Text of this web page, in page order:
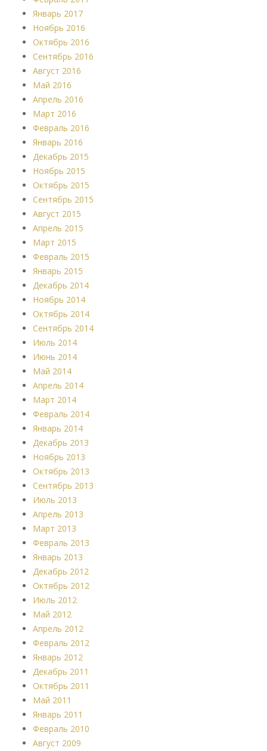
Январь 2017
Ноябрь 2016
Октябрь 2016
Сентябрь 2016
Август 2016
Май 2016
Апрель 2016
Март 2016
Февраль 2016
Январь 2016
Декабрь 2015
Ноябрь 2015
Октябрь 2015
Сентябрь 2015
Август 2015
Апрель 2015
Март 2015
Февраль 2015
Январь 2015
Декабрь 2014
Ноябрь 2014
Октябрь 2014
Сентябрь 2014
Июль 2014
Июнь 2014
Май 2014
Апрель 2014
Март 2014
Февраль 2014
Январь 2014
Декабрь 2013
Ноябрь 2013
Октябрь 2013
Сентябрь 2013
Июль 2013
Апрель 2013
Март 2013
Февраль 2013
Январь 2013
Декабрь 2012
Октябрь 2012
Июль 2012
Май 2012
Апрель 2012
Февраль 2012
Январь 2012
Декабрь 2011
Октябрь 2011
Май 2011
Январь 2011
Февраль 2010
Август 2009